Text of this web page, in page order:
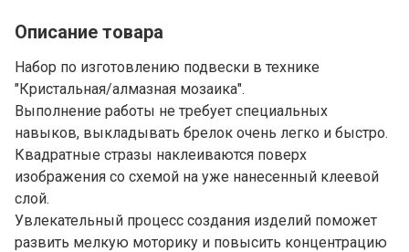
Описание товара
Набор по изготовлению подвески в технике
"Кристальная/алмазная мозаика".
Выполнение работы не требует специальных
навыков, выкладывать брелок очень легко и быстро.
Квадратные стразы наклеиваются поверх
изображения со схемой на уже нанесенный клеевой
слой.
Увлекательный процесс создания изделий поможет
развить мелкую моторику и повысить концентрацию